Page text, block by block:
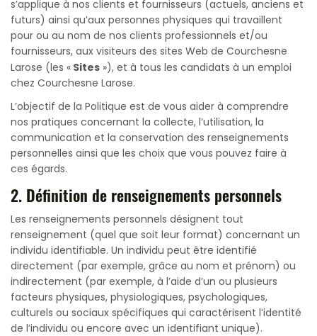
s’applique à nos clients et fournisseurs (actuels, anciens et
futurs) ainsi qu’aux personnes physiques qui travaillent
pour ou au nom de nos clients professionnels et/ou
fournisseurs, aux visiteurs des sites Web de Courchesne
Larose (les «Sites »), et à tous les candidats à un emploi
chez Courchesne Larose.
L’objectif de la Politique est de vous aider à comprendre
nos pratiques concernant la collecte, l’utilisation, la
communication et la conservation des renseignements
personnelles ainsi que les choix que vous pouvez faire à
ces égards.
2. Définition de renseignements personnels
Les renseignements personnels désignent tout
renseignement (quel que soit leur format) concernant un
individu identifiable. Un individu peut être identifié
directement (par exemple, grâce au nom et prénom) ou
indirectement (par exemple, à l’aide d’un ou plusieurs
facteurs physiques, physiologiques, psychologiques,
culturels ou sociaux spécifiques qui caractérisent l’identité
de l’individu ou encore avec un identifiant unique).